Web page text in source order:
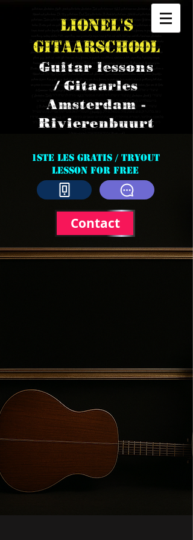
Lionel's
Gitaarschool
Guitar lessons
/ Gitaarles
Amsterdam -
Rivierenbuurt
Rivierenbuurt guitar classes, De Pijp guitar lessons, Oud-Zuid guitar teacher, Buitenveldert guitar lessons, Scheldebuurt guitar tutor, Amstelveen
guitar lessons, Zuidas guitar teacher, Station RAI guitar lessons, Europaplein guitar classes, Beethovenstraat guitar lessons, Gelderlandplein guitar
teacher, Beatrixpark area guitar lessons, beginner guitar lessons Amsterdam, advanced guitar lessons Amsterdam, electric guitar lessons, acoustic guitar
lessons, classical guitar, fingerstyle, jazz guitar, blues guitar, rock guitar, pop, funk, soul, metal, folk, bossa nova, choro, flamenco, improvisation lessons,
Zuid, studio near RAI Convention Centre, gitaarles Amsterdam Zuid, gitaarles Rivierenbuurt, gitaarles Buitenveldert, gitaarles Scheldebuurt, gitaarles
De Pijp, gitaarles Oud-Zuid, gitaarles Amstelveen, gitaarles Zuidas, gitaarles bij Station RAI, gitaarles bij Station Amstel, gitaardocent
Amsterdam, gitaarleraar Amsterdam, privé gitaarles, elektrische gitaarles, akoestische gitaarles, klassieke gitaar, fingerstyle, jazz gitaar, blues gitaar, rock
kinderen en volwassenen, proefles, aan huis in Amsterdam Zuid, nabij RAI Congrescentrum, Europaplein, Beethovenstraat, Gelderlandplein,
Beatrixpark, clases de guitarra en Ámsterdam Sur, profesor de guitarra cerca de RAI, clases de guitarra cerca de estación Amstel, clases de guitarra en
composición de canciones, acompañamiento para cantantes, para niños y adultos, clase de prueba, clases a domicilio en Ámsterdam Sur, cerca del Centro
de Convenciones RAI, Europaplein, Beethovenstraat, Gelderlandplein, Beatrixpark, שיעורי גיטרה בדרום אמסטרדם
גיטרה בריביירנבורט (Rivierenbuurt), דה פייפ (De Pijp), אאוד זאויט (Oud-Zuid), בייטנפלדרט
(Buitenveldert), שלדבורט (Scheldebuurt), אמסטלוויין (Amstelveen), זאוידאס (Zuidas), שיעורי גיטרה
בוסה נובה, חֲרוֹרוֹ (choro), פלמנקו, אילתור, תאוריה מוזיקלית, קריאת תווים וטאבים, כתיבת שירים,
ליווי לזמרים, לילדים ולמבוגרים, שיעור ניסיון, שיעורים בבית התלמיד בדרום אמסטרדם, ליד
מרכז הכנסים RAI, יורופאפליין (Europaplein), בתהובןסטרט (Beethovenstraat), חדרלנדפליין
1ste les gratis / tryout
lesson for free
Contact